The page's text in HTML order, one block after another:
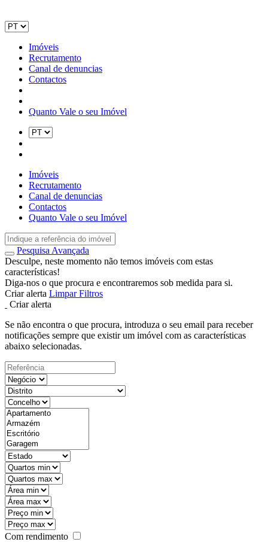
Imóveis
Recrutamento
Canal de denuncias
Contactos
Quanto Vale o seu Imóvel
Imóveis
Recrutamento
Canal de denuncias
Contactos
Quanto Vale o seu Imóvel
Pesquisa Avançada
Desculpe, neste momento não temos imóveis com estas
características!
Diga-nos o que procura e encontraremos sob medida para si.
Criar alerta Limpar Filtros
Criar alerta
Se não encontra o que procura, introduza o seu email para receber
notificações sempre que existir um imóvel com as características
abaixo selecionadas.
Com rendimento